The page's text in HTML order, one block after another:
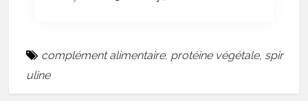
complément alimentaire, protéine végétale, spir
uline